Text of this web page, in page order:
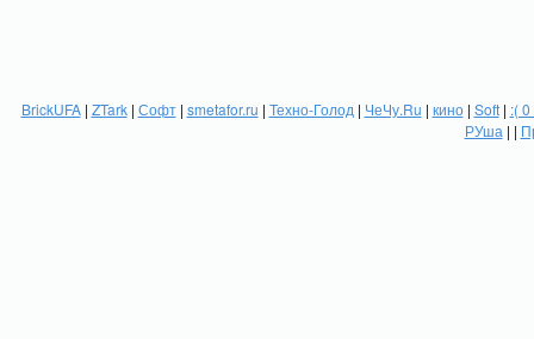
BrickUFA| ZTark| Софт| smetafor.ru | Техно-Голод | ЧеЧу.Ru | кино| Soft| :(
РУша | |